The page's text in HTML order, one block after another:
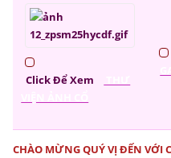
Click Để Xem
CHÀO MỪNG QUÝ VỊ ĐẾN VỚI